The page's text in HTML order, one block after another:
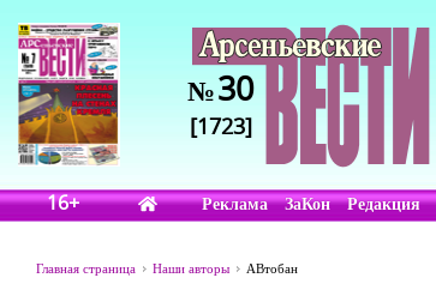
№30
[1723]
16+ Реклама ЗаКон Редакция
Главная страница Наши авторы АВтобан